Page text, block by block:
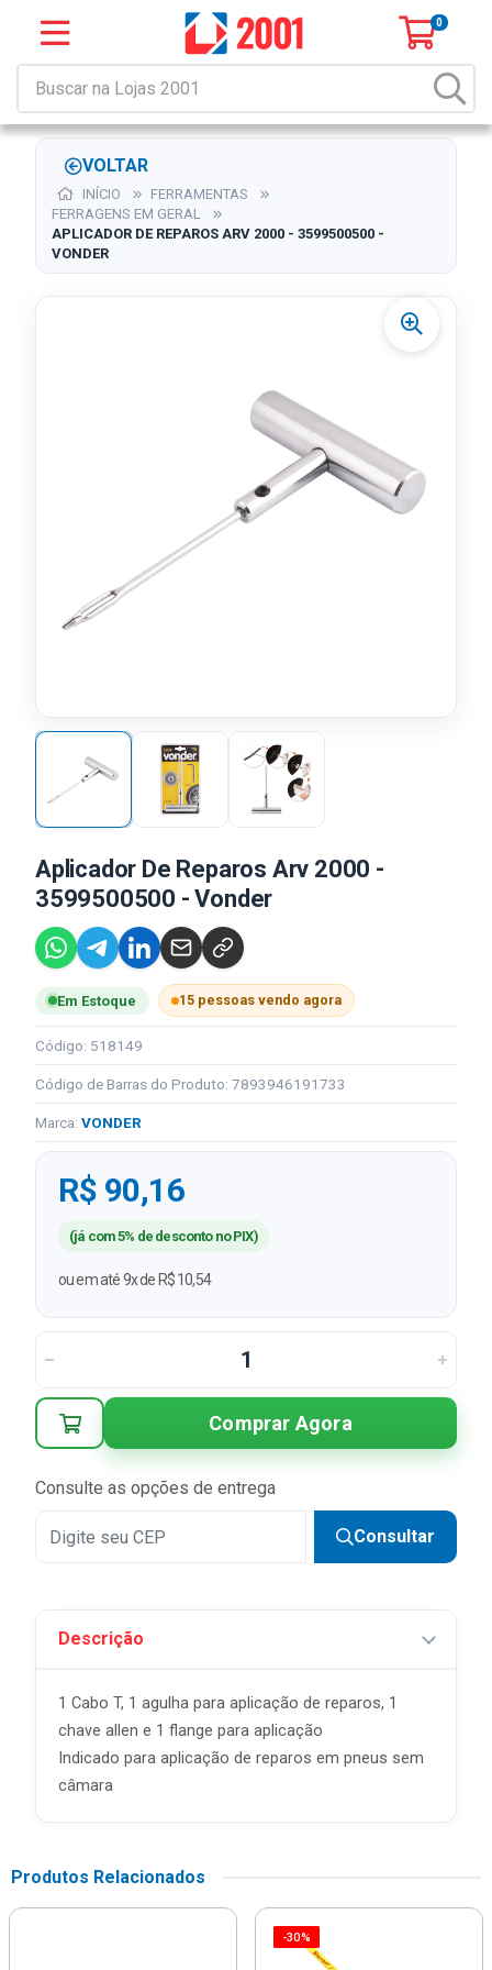
0
VOLTAR
INÍCIO
FERRAMENTAS
FERRAGENS EM GERAL
APLICADOR DE REPAROS ARV 2000 - 3599500500 -
VONDER
Aplicador De Reparos Arv 2000 -
3599500500 - Vonder
Em Estoque 15 pessoas vendo agora
Código: 518149
Código de Barras do Produto: 7893946191733
Marca: VONDER
R$ 90,16
(já com 5% de desconto no PIX)
ou em até 9x de R$ 10,54
Comprar Agora
Consulte as opções de entrega
Consultar
Descrição
1 Cabo T, 1 agulha para aplicação de reparos, 1
chave allen e 1 flange para aplicação
Indicado para aplicação de reparos em pneus sem
câmara
Produtos Relacionados
-30%